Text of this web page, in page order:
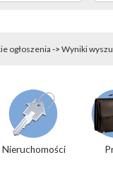
ogłoszenia-> Wyniki
Nieruchomości